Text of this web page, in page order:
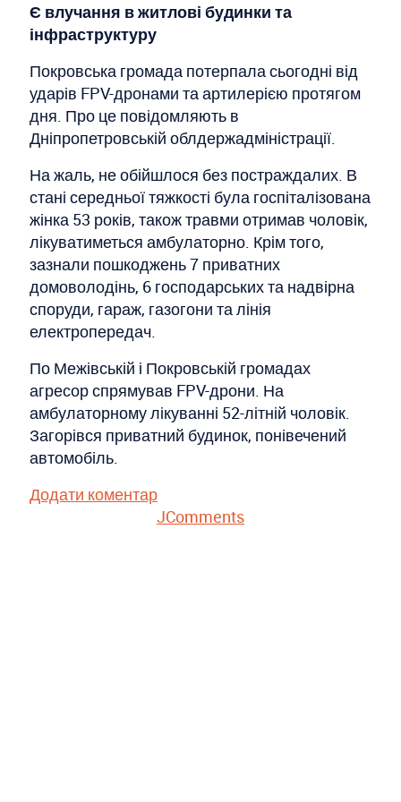
Є влучання в житлові будинки та
інфраструктуру
Покровська громада потерпала сьогодні від
ударів FPV-дронами та артилерією протягом
дня. Про це повідомляють в
Дніпропетровській облдержадміністрації.
На жаль, не обійшлося без постраждалих. В
стані середньої тяжкості була госпіталізована
жінка 53 років, також травми отримав чоловік,
лікуватиметься амбулаторно. Крім того,
зазнали пошкоджень 7 приватних
домоволодінь, 6 господарських та надвірна
споруди, гараж, газогони та лінія
електропередач.
По Межівській і Покровській громадах
агресор спрямував FPV-дрони. На
амбулаторному лікуванні 52-літній чоловік.
Загорівся приватний будинок, понівечений
автомобіль.
Додати коментар
JComments